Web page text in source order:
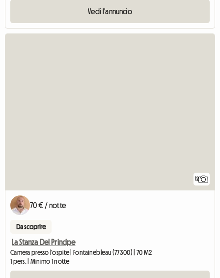
Vedi l'annuncio
12
70 € / notte
Da scoprire
La Stanza Del Principe
Camera presso l'ospite | Fontainebleau (77300) | 70 M2
1 pers. | Minimo 1 notte